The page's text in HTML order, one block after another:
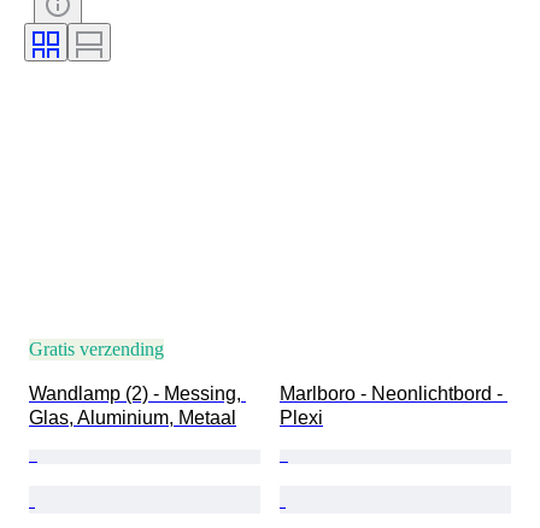
Kleur
Gangreserve
Gratis verzending
Wandlamp (2) - Messing,
Glas, Aluminium, Metaal
Marlboro - Neonlichtbord -
Plexi